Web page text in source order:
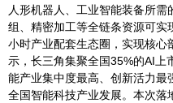
人形机器人、工业智能装备所
组、精密加工等全链条资源可
小时产业配套生态圈，实现核心
示，长三角集聚全国35%的AI上
能产业集中度最高、创新活力
全国智能科技产业发展。本次